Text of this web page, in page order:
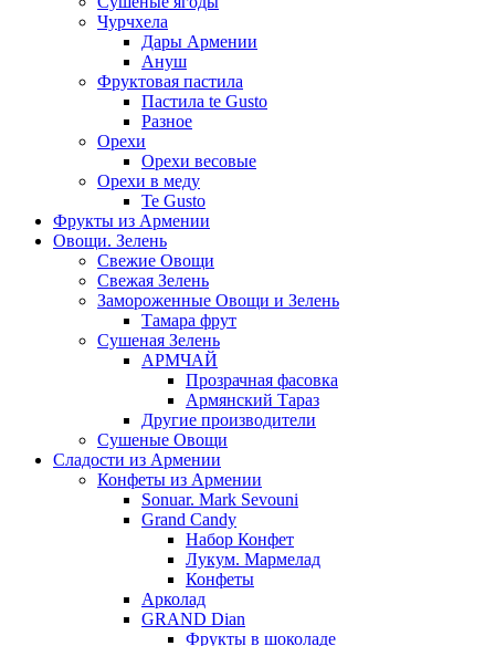
Чурчхела
Дары Армении
Ануш
Фруктовая пастила
Пастила te Gusto
Разное
Орехи
Орехи весовые
Орехи в меду
Te Gusto
Фрукты из Армении
Овощи. Зелень
Свежие Овощи
Свежая Зелень
Замороженные Овощи и Зелень
Тамара фрут
Сушеная Зелень
АРМЧАЙ
Прозрачная фасовка
Армянский Тараз
Другие производители
Сушеные Овощи
Сладости из Армении
Конфеты из Армении
Sonuar. Mark Sevouni
Grand Candy
Набор Конфет
Лукум. Мармелад
Конфеты
Арколад
GRAND Dian
Фрукты в шоколаде